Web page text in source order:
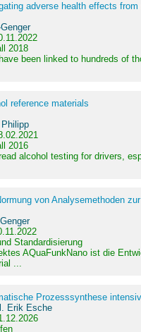
adverse health effects
2018
been linked to hundreds of
reference materials
2016
alcohol testing for drivers,
von Analysemethoden
Standardisierung
AQuaFunkNano ist die
...
Prozesssynthese
Erik Esche